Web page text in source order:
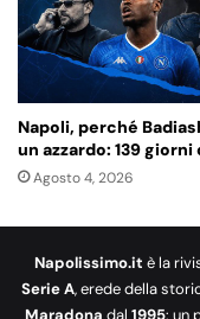
Napoli, perché
un azzardo: 139 giorni
Agosto 4, 2026
Napolissimo.it è la
Serie A, erede della
Maradona dal 1995: un